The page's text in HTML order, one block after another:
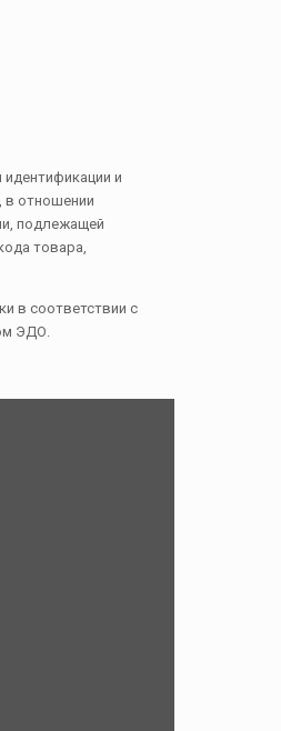
и
в отношении
подлежащей
товара,
в соответствии с
ЭДО.